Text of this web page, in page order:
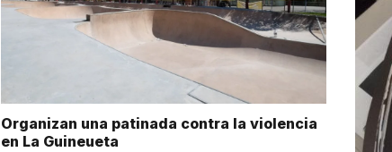
Organizan una patinada contra la violencia
en La Guineueta